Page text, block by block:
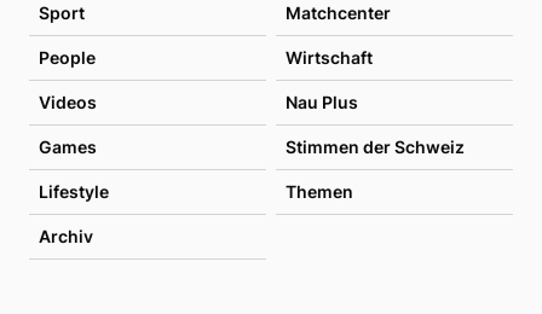
Sport Matchcenter
People Wirtschaft
Videos Nau Plus
Games Stimmen der Schweiz
Lifestyle Themen
Archiv